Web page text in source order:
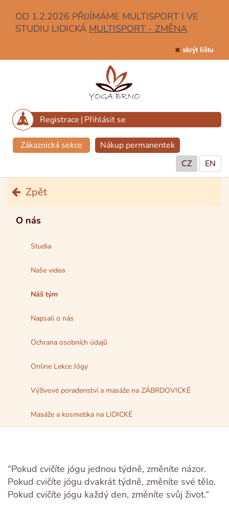
OD 1.2.2026 PŘIJÍMÁME MULTISPORT I VE
STUDIU LIDICKÁ MULTISPORT - ZMĚNA
skrýt lištu
Registrace | Přihlásit se
Zákaznická sekce
Nákup permanentek
CZ
EN
Zpět
O nás
Studia
Naše videa
Náš tým
Napsali o nás
Ochrana osobních údajů
Online Lekce Jógy
Výživové poradenství a masáže na ZÁBRDOVICKÉ
Masáže a kosmetika na LIDICKÉ
“Pokud cvičíte jógu jednou týdně, změníte názor.
Pokud cvičíte jógu dvakrát týdně, změníte své tělo.
Pokud cvičíte jógu každý den, změníte svůj život.“